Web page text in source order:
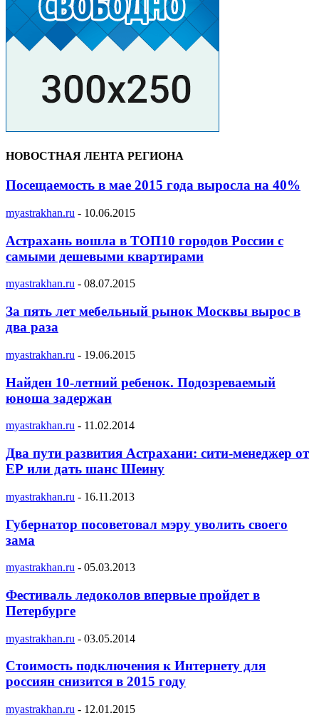
НОВОСТНАЯ ЛЕНТА РЕГИОНА
Посещаемость в мае 2015 года выросла на 40%
myastrakhan.ru - 10.06.2015
Астрахань вошла в ТОП10 городов России с
самыми дешевыми квартирами
myastrakhan.ru - 08.07.2015
За пять лет мебельный рынок Москвы вырос в
два раза
myastrakhan.ru - 19.06.2015
Найден 10-летний ребенок. Подозреваемый
юноша задержан
myastrakhan.ru - 11.02.2014
Два пути развития Астрахани: сити-менеджер от
ЕР или дать шанс Шеину
myastrakhan.ru - 16.11.2013
Губернатор посоветовал мэру уволить своего
зама
myastrakhan.ru - 05.03.2013
Фестиваль ледоколов впервые пройдет в
Петербурге
myastrakhan.ru - 03.05.2014
Стоимость подключения к Интернету для
россиян снизится в 2015 году
myastrakhan.ru - 12.01.2015